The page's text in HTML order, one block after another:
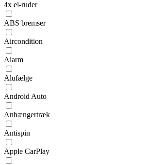
4x el-ruder
ABS bremser
Aircondition
Alarm
Alufælge
Android Auto
Anhængertræk
Antispin
Apple CarPlay